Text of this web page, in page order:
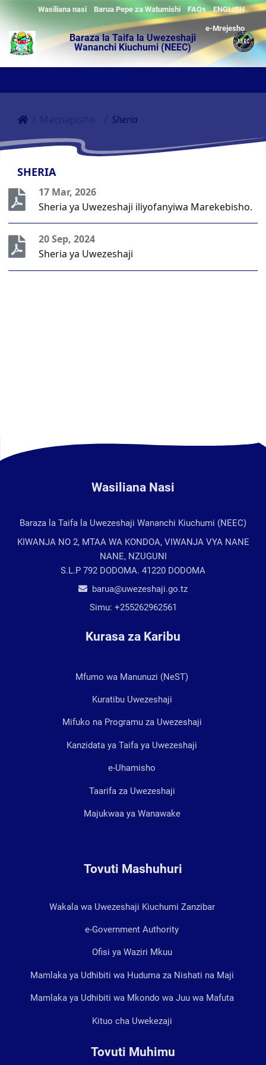
ENGLISH
FAQs
Barua Pepe za Watumishi
Wasiliana nasi
e-Mrejesho
Baraza la Taifa la Uwezeshaji
Wananchi Kiuchumi (NEEC)
Sheria
SHERIA
17 Mar, 2026
Sheria ya Uwezeshaji iliyofanyiwa Marekebisho.
20 Sep, 2024
Sheria ya Uwezeshaji
Wasiliana Nasi
Baraza la Taifa la Uwezeshaji Wananchi Kiuchumi (NEEC)
KIWANJA NO 2, MTAA WA KONDOA, VIWANJA VYA NANE
NANE, NZUGUNI
S.L.P 792 DODOMA. 41220 DODOMA
barua@uwezeshaji.go.tz
Simu: +255262962561
Kurasa za Karibu
Mfumo wa Manunuzi (NeST)
Kuratibu Uwezeshaji
Mifuko na Programu za Uwezeshaji
Kanzidata ya Taifa ya Uwezeshaji
e-Uhamisho
Taarifa za Uwezeshaji
Majukwaa ya Wanawake
Tovuti Mashuhuri
Wakala wa Uwezeshaji Kiuchumi Zanzibar
e-Government Authority
Ofisi ya Waziri Mkuu
Mamlaka ya Udhibiti wa Huduma za Nishati na Maji
Mamlaka ya Udhibiti wa Mkondo wa Juu wa Mafuta
Kituo cha Uwekezaji
Tovuti Muhimu